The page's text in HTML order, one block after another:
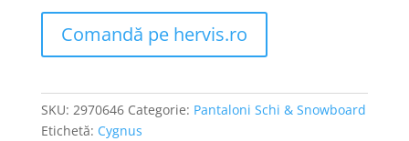
Comandă pe hervis.ro
SKU: 2970646 Categorie: Pantaloni Schi & Snowboard
Etichetă: Cygnus